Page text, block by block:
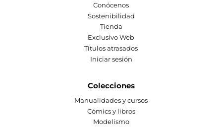
Conócenos
Sostenibilidad
Tienda
Exclusivo Web
Títulos atrasados
Iniciar sesión
Colecciones
Manualidades y cursos
Cómics y libros
Modelismo